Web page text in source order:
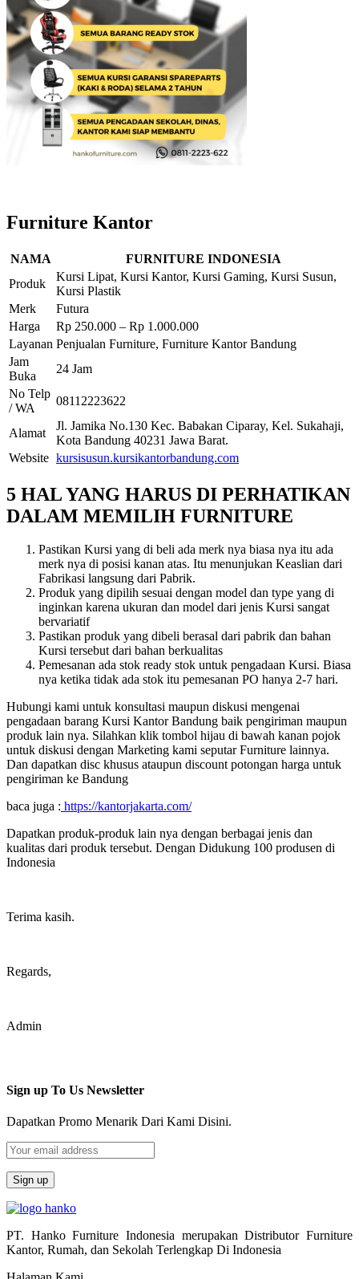
Furniture Kantor
NAMA
FURNITURE INDONESIA
Produk
Kursi Lipat, Kursi Kantor, Kursi Gaming, Kursi Susun,
Kursi Plastik
Merk
Futura
Harga
Rp 250.000 – Rp 1.000.000
Layanan Penjualan Furniture, Furniture Kantor Bandung
Jam
Buka
24 Jam
No Telp
/ WA
08112223622
Alamat
Jl. Jamika No.130 Kec. Babakan Ciparay, Kel. Sukahaji,
Kota Bandung 40231 Jawa Barat.
Website kursisusun.kursikantorbandung.com
5 HAL YANG HARUS DI PERHATIKAN
DALAM MEMILIH FURNITURE
Pastikan Kursi yang di beli ada merk nya biasa nya itu ada
merk nya di posisi kanan atas. Itu menunjukan Keaslian dari
Fabrikasi langsung dari Pabrik.
Produk yang dipilih sesuai dengan model dan type yang di
inginkan karena ukuran dan model dari jenis Kursi sangat
bervariatif
Pastikan produk yang dibeli berasal dari pabrik dan bahan
Kursi tersebut dari bahan berkualitas
Pemesanan ada stok ready stok untuk pengadaan Kursi. Biasa
nya ketika tidak ada stok itu pemesanan PO hanya 2-7 hari.
Hubungi kami untuk konsultasi maupun diskusi mengenai
pengadaan barang Kursi Kantor Bandung baik pengiriman maupun
produk lain nya. Silahkan klik tombol hijau di bawah kanan pojok
untuk diskusi dengan Marketing kami seputar Furniture lainnya.
Dan dapatkan disc khusus ataupun discount potongan harga untuk
pengiriman ke Bandung
baca juga : https://kantorjakarta.com/
Dapatkan produk-produk lain nya dengan berbagai jenis dan
kualitas dari produk tersebut. Dengan Didukung 100 produsen di
Indonesia
Terima kasih.
Regards,
Admin
Sign up To Us Newsletter
Dapatkan Promo Menarik Dari Kami Disini.
PT. Hanko Furniture Indonesia merupakan Distributor Furniture
Kantor, Rumah, dan Sekolah Terlengkap Di Indonesia